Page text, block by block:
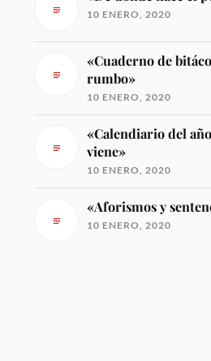
10 ENERO, 2020
«Cuaderno de
rumbo»
10 ENERO, 2020
«Calendiario del
viene»
10 ENERO, 2020
«Aforismos y
10 ENERO, 2020